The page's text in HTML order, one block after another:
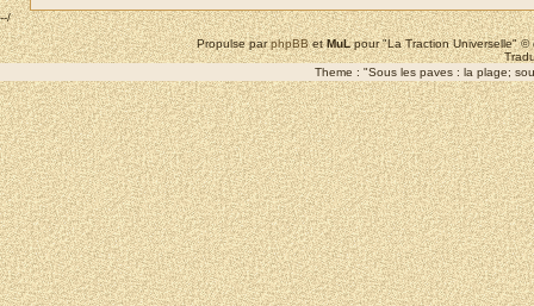
--/
Propulse parphpBBetMuLpour "La Traction Universelle"
Theme : "Sous les paves : la plage;